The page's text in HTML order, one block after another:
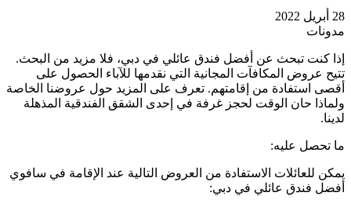
28 أبريل 2022
مدونات
إذا كنت تبحث عن أفضل فندق عائلي في دبي، فلا مزيد من البحث.
تتيح عروض المكافآت المجانية التي نقدمها للآباء الحصول على
أقصى استفادة من إقامتهم. تعرف على المزيد حول عروضنا الخاصة
ولماذا حان الوقت لحجز غرفة في إحدى الشقق الفندقية المذهلة
لدينا.
ما تحصل عليه:
يمكن للعائلات الاستفادة من العروض التالية عند الإقامة في سافوي
أفضل فندق عائلي في دبي: